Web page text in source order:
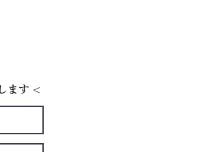
ます <